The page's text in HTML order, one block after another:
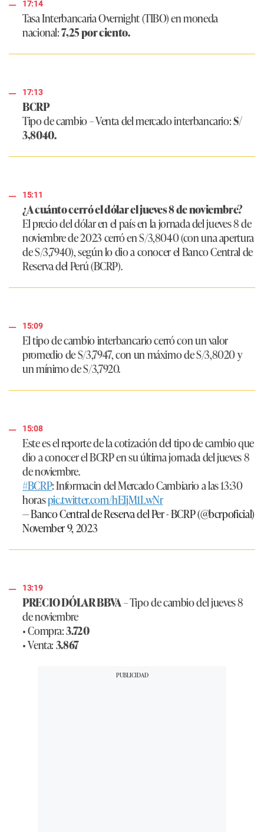
17:14
Tasa Interbancaria Overnight (TIBO) en moneda
nacional:7,25 por ciento.
17:13
BCRP
Tipo de cambio – Venta del mercado interbancario:S/
3,8040.
15:11
¿A cuánto cerró el dólar el jueves 8 de noviembre?
El precio del dólar en el país en la jornada del jueves 8 de
noviembre de 2023 cerró en S/3,8040 (con una apertura
de S/3,7940), según lo dio a conocer el Banco Central de
Reserva del Perú (BCRP).
15:09
El tipo de cambio interbancario cerró con un valor
promedio de S/3,7947, con un máximo de S/3,8020 y
un mínimo de S/3,7920.
15:08
Este es el reporte de la cotización del tipo de cambio que
dio a conocer el BCRP en su última jornada del jueves 8
de noviembre.
#BCRP: Informacin del Mercado Cambiario a las 13:30
horaspic.twitter.com/hEIjM1LwNr
— Banco Central de Reserva del Per - BCRP (@bcrpoficial)
November 9, 2023
13:19
PRECIO DÓLAR BBVA– Tipo de cambio del jueves 8
de noviembre
• Compra:3.720
• Venta:3.867